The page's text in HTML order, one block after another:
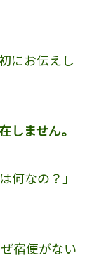
にお伝えし
しません。
何なの？」
宿便がない